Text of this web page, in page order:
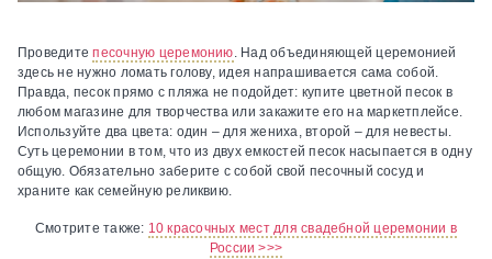
Проведитепесочную церемонию Над объединяющей церемонией
здесь не нужно ломать голову, идея напрашивается сама собой.
Правда, песок прямо с пляжа не подойдет: купите цветной песок в
любом магазине для творчества или закажите его на маркетплейсе.
Используйте два цвета: один – для жениха, второй – для невесты.
Суть церемонии в том, что из двух емкостей песок насыпается в одну
общую. Обязательно заберите с собой свой песочный сосуд и
храните как семейную реликвию.
Смотрите также: 10 красочных мест для свадебной церемонии в
России >>>